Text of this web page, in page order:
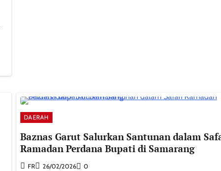
DAERAH
Baznas Garut Salurkan Santunan dalam
Ramadan Perdana Bupati di Samarang
FR 26/02/2026 0